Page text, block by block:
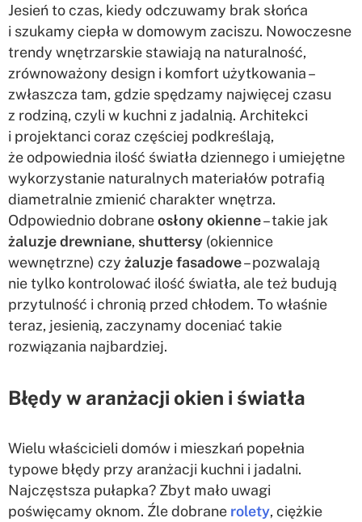
Jesień to czas, kiedy odczuwamy brak słońca
i szukamy ciepła w domowym zaciszu. Nowoczesne
trendy wnętrzarskie stawiają na naturalność,
zrównoważony design i komfort użytkowania –
zwłaszcza tam, gdzie spędzamy najwięcej czasu
z rodziną, czyli w kuchni z jadalnią. Architekci
i projektanci coraz częściej podkreślają,
że odpowiednia ilość światła dziennego i umiejętne
wykorzystanie naturalnych materiałów potrafią
diametralnie zmienić charakter wnętrza.
Odpowiednio dobraneosłony okienne– takie jak
żaluzje drewniane, shuttersy (okiennice
wewnętrzne) czy żaluzje fasadowe– pozwalają
nie tylko kontrolować ilość światła, ale też budują
przytulność i chronią przed chłodem. To właśnie
teraz, jesienią, zaczynamy doceniać takie
rozwiązania najbardziej.
Błędy w aranżacji okien i światła
Wielu właścicieli domów i mieszkań popełnia
typowe błędy przy aranżacji kuchni i jadalni.
Najczęstsza pułapka? Zbyt mało uwagi
poświęcamy oknom. Źle dobrane rolety, ciężkie